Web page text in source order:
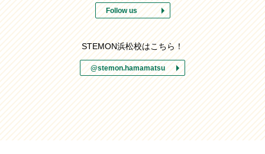
Follow us
STEMON浜松校はこちら！
@stemon.hamamatsu